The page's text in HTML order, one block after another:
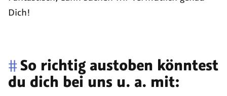
Dich!
#So richtig austoben könntest
du dich bei uns u. a. mit: